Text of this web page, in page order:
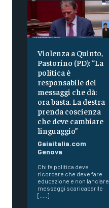
Violenza a Quinto,
Pastorino (PD): “La
politica è
responsabile dei
messaggi che dà:
ora basta. La destra
prenda coscienza
che deve cambiare
linguaggio”
Gaiaitalia.com
Genova
Chi fa politica deve
ricordare che deve fare
educazione e non lanciare
messaggi scaricabarile
[.....]